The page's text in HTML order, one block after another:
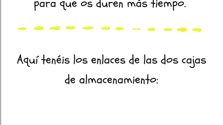
Aquí tenéis los enlaces de las dos cajas
de almacenamiento: